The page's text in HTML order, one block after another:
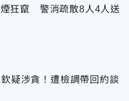
狂竄 警消疏散8人4人送
疑涉貪！遭檢調帶回約談